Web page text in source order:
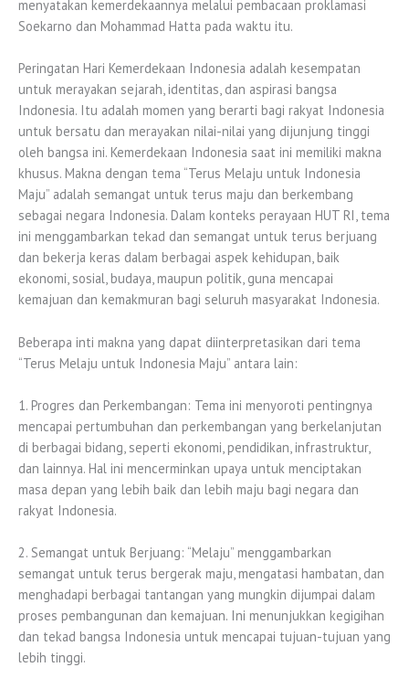
menyatakan kemerdekaannya melalui pembacaan proklamasi
Soekarno dan Mohammad Hatta pada waktu itu.
Peringatan Hari Kemerdekaan Indonesia adalah kesempatan
untuk merayakan sejarah, identitas, dan aspirasi bangsa
Indonesia. Itu adalah momen yang berarti bagi rakyat Indonesia
untuk bersatu dan merayakan nilai-nilai yang dijunjung tinggi
oleh bangsa ini. Kemerdekaan Indonesia saat ini memiliki makna
khusus. Makna dengan tema “Terus Melaju untuk Indonesia
Maju” adalah semangat untuk terus maju dan berkembang
sebagai negara Indonesia. Dalam konteks perayaan HUT RI, tema
ini menggambarkan tekad dan semangat untuk terus berjuang
dan bekerja keras dalam berbagai aspek kehidupan, baik
ekonomi, sosial, budaya, maupun politik, guna mencapai
kemajuan dan kemakmuran bagi seluruh masyarakat Indonesia.
Beberapa inti makna yang dapat diinterpretasikan dari tema
“Terus Melaju untuk Indonesia Maju” antara lain:
1. Progres dan Perkembangan: Tema ini menyoroti pentingnya
mencapai pertumbuhan dan perkembangan yang berkelanjutan
di berbagai bidang, seperti ekonomi, pendidikan, infrastruktur,
dan lainnya. Hal ini mencerminkan upaya untuk menciptakan
masa depan yang lebih baik dan lebih maju bagi negara dan
rakyat Indonesia.
2. Semangat untuk Berjuang: “Melaju” menggambarkan
semangat untuk terus bergerak maju, mengatasi hambatan, dan
menghadapi berbagai tantangan yang mungkin dijumpai dalam
proses pembangunan dan kemajuan. Ini menunjukkan kegigihan
dan tekad bangsa Indonesia untuk mencapai tujuan-tujuan yang
lebih tinggi.